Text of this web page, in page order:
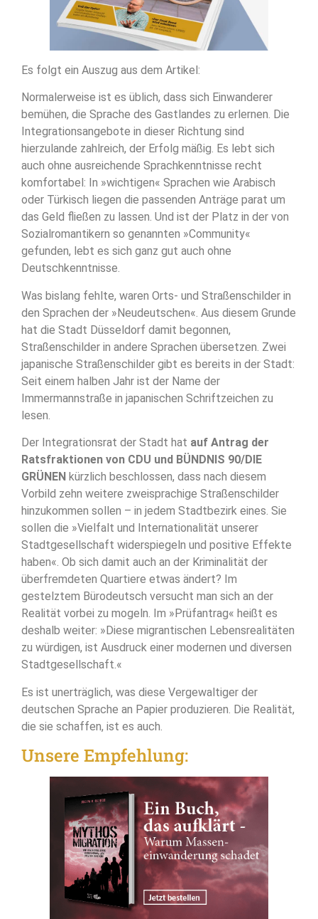
Es folgt ein Auszug aus dem Artikel:
Normalerweise ist es üblich, dass sich Einwanderer
bemühen, die Sprache des Gastlandes zu erlernen. Die
Integrationsangebote in dieser Richtung sind
hierzulande zahlreich, der Erfolg mäßig. Es lebt sich
auch ohne ausreichende Sprachkenntnisse recht
komfortabel: In »wichtigen« Sprachen wie Arabisch
oder Türkisch liegen die passenden Anträge parat um
das Geld fließen zu lassen. Und ist der Platz in der von
Sozialromantikern so genannten »Community«
gefunden, lebt es sich ganz gut auch ohne
Deutschkenntnisse.
Was bislang fehlte, waren Orts- und Straßenschilder in
den Sprachen der »Neudeutschen«. Aus diesem Grunde
hat die Stadt Düsseldorf damit begonnen,
Straßenschilder in andere Sprachen übersetzen. Zwei
japanische Straßenschilder gibt es bereits in der Stadt:
Seit einem halben Jahr ist der Name der
Immermannstraße in japanischen Schriftzeichen zu
lesen.
Der Integrationsrat der Stadt hat auf Antrag der
Ratsfraktionen von CDU und BÜNDNIS 90/DIE
GRÜNEN kürzlich beschlossen, dass nach diesem
Vorbild zehn weitere zweisprachige Straßenschilder
hinzukommen sollen – in jedem Stadtbezirk eines. Sie
sollen die »Vielfalt und Internationalität unserer
Stadtgesellschaft widerspiegeln und positive Effekte
haben«. Ob sich damit auch an der Kriminalität der
überfremdeten Quartiere etwas ändert? Im
gestelztem Bürodeutsch versucht man sich an der
Realität vorbei zu mogeln. Im »Prüfantrag« heißt es
deshalb weiter: »Diese migrantischen Lebensrealitäten
zu würdigen, ist Ausdruck einer modernen und diversen
Stadtgesellschaft.«
Es ist unerträglich, was diese Vergewaltiger der
deutschen Sprache an Papier produzieren. Die Realität,
die sie schaffen, ist es auch.
Unsere Empfehlung: